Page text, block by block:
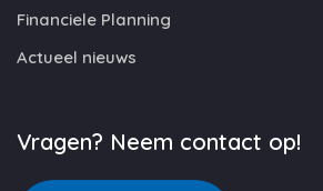
Financiele Planning
Actueel nieuws
Vragen? Neem contact op!